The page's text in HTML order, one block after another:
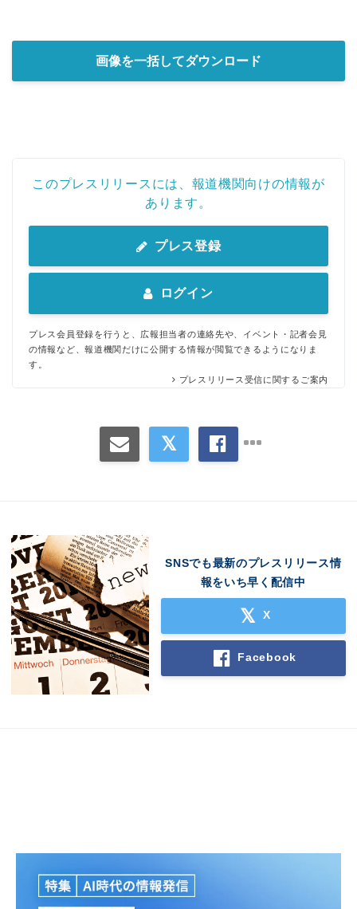
画像を一括してダウンロード
このプレスリリースには、報道機関向けの情報が
あります。
プレス登録
ログイン
プレス会員登録を行うと、広報担当者の連絡先や、イベント・記者会見
の情報など、報道機関だけに公開する情報が閲覧できるようになりま
す。
プレスリリース受信に関するご案内
SNSでも最新のプレスリリース情
報をいち早く配信中
X
Facebook